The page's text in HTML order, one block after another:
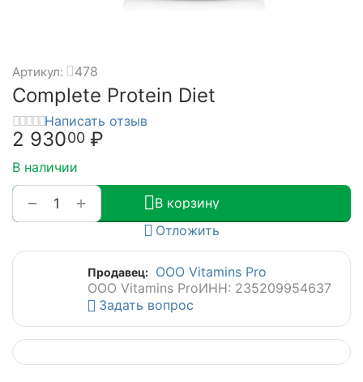
Артикул: 478
Complete Protein Diet
Написать отзыв
2 93000 ₽
В наличии
+
−
В корзину
Отложить
Продавец: ООО Vitamins Pro
ООО Vitamins ProИНН: 235209954637
Задать вопрос